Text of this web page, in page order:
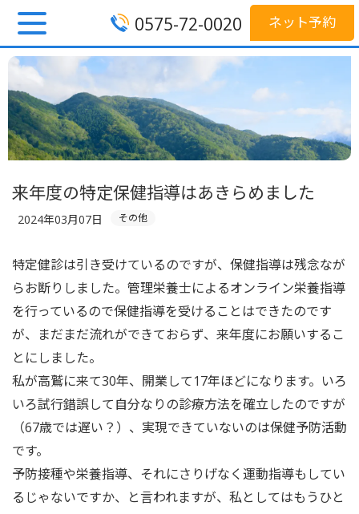
0575-72-0020 ネット予約
来年度の特定保健指導はあきらめました
2024年03月07日 その他
特定健診は引き受けているのですが、保健指導は残念なが
らお断りしました。管理栄養士によるオンライン栄養指導
を行っているので保健指導を受けることはできたのです
が、まだまだ流れができておらず、来年度にお願いするこ
とにしました。
私が高鷲に来て30年、開業して17年ほどになります。いろ
いろ試行錯誤して自分なりの診療方法を確立したのですが
（67歳では遅い？）、実現できていないのは保健予防活動
です。
予防接種や栄養指導、それにさりげなく運動指導もしてい
るじゃないですか、と言われますが、私としてはもうひと